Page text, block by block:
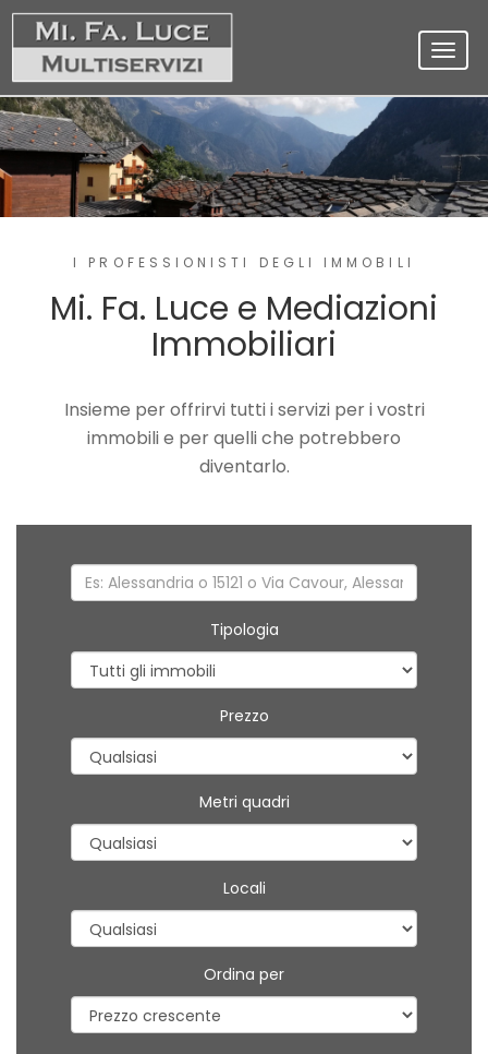
I PROFESSIONISTI DEGLI IMMOBILI
Mi. Fa. Luce e Mediazioni
Immobiliari
Insieme per offrirvi tutti i servizi per i vostri
immobili e per quelli che potrebbero
diventarlo.
Tipologia
Prezzo
Metri quadri
Locali
Ordina per